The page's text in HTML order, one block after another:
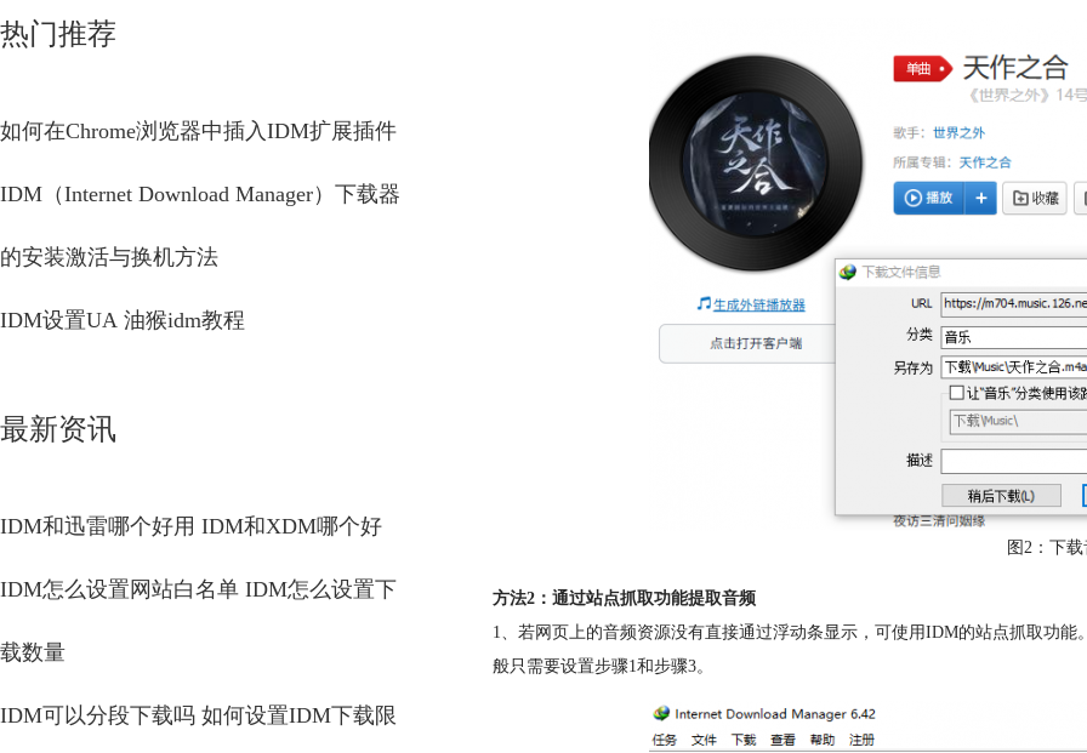
热门推荐
如何在Chrome浏览器中插入IDM扩展插件
IDM（Internet Download Manager）下载器
的安装激活与换机方法
IDM设置UA 油猴idm教程
最新资讯
IDM和迅雷哪个好用 IDM和XDM哪个好
IDM怎么设置网站白名单 IDM怎么设置下
载数量
IDM可以分段下载吗 如何设置IDM下载限
图2：下
方法2：通过站点抓取功能提取音频
1、若网页上的音频资源没有直接通过浮动条显示，可使用IDM的站点抓取功
般只需要设置步骤1和步骤3。